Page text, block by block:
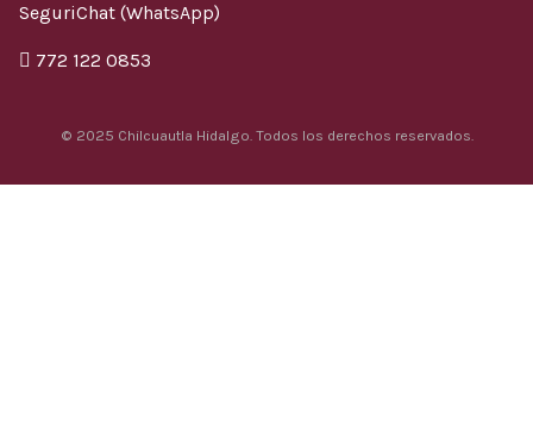
SeguriChat (WhatsApp)
772 122 0853
© 2025 Chilcuautla Hidalgo. Todos los derechos reservados.